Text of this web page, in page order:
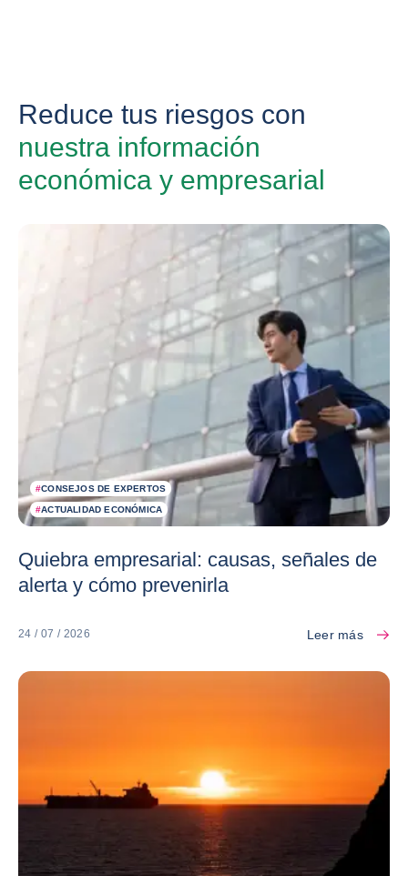
Reduce tus riesgos con
nuestra información
económica y empresarial
#CONSEJOS DE EXPERTOS
#ACTUALIDAD ECONÓMICA
Quiebra empresarial: causas, señales de
alerta y cómo prevenirla
24 / 07 / 2026 Leer más